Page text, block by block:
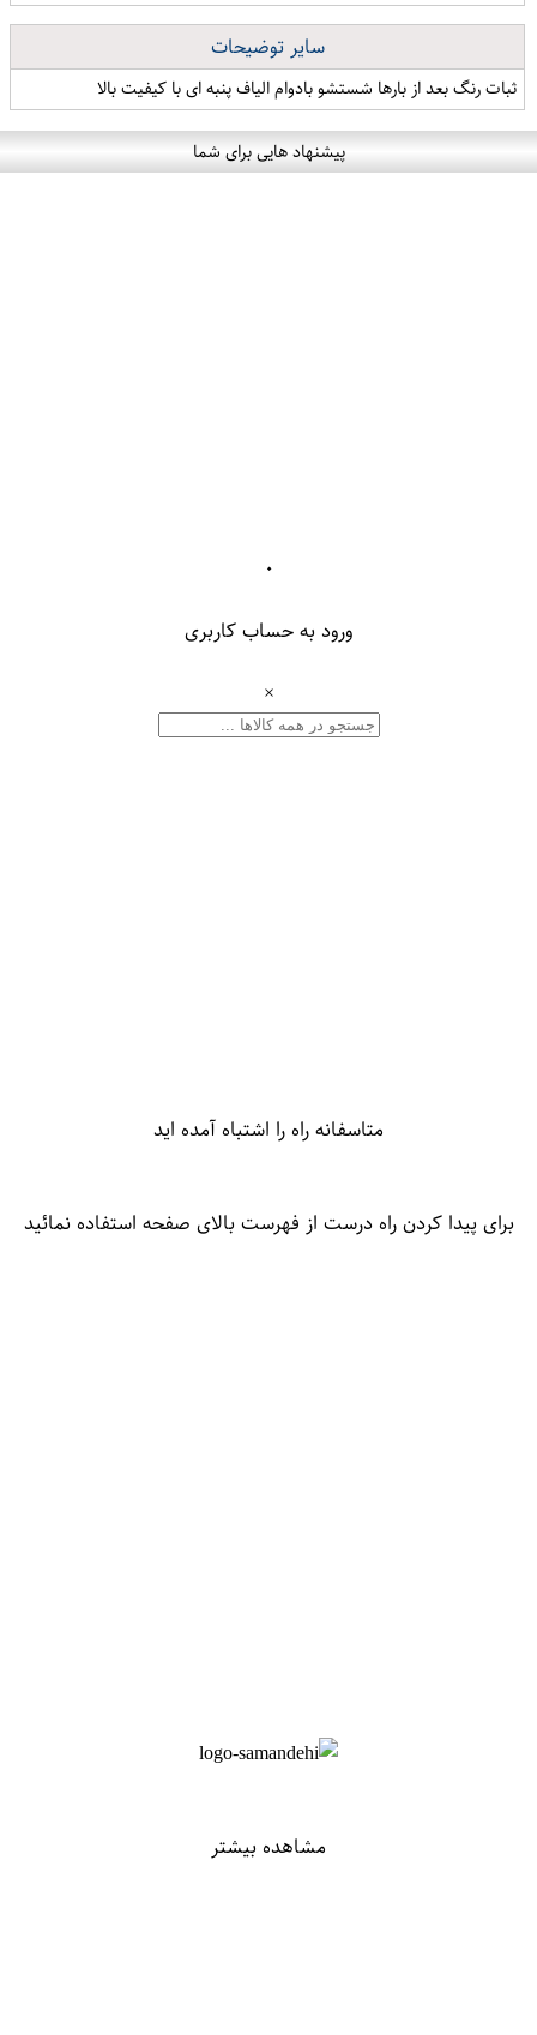
سایر توضیحات
ثبات رنگ بعد از بارها شستشو بادوام الیاف پنبه ای با کیفیت بالا
پیشنهاد هایی برای شما
۰
ورود به حساب کاربری
×
متاسفانه راه را اشتباه آمده اید
برای پیدا کردن راه درست از فهرست بالای صفحه استفاده نمائید
مشاهده بیشتر